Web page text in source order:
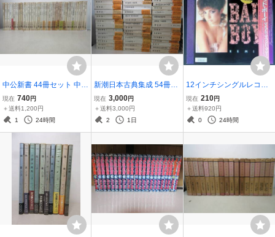
中公新書 44冊セット 中央
公論社 まとめ売り 歴史 戦
争 社会 法律 科学 探検 ほ
か 棚い
現在 740円
＋送料1,200円
1
24時間
新潮日本古典集成 54冊セ
ット 創立八十年記念出版
新潮社 棚ろ
現在 3,000円
＋送料3,000円
2
1日
12インチシングルレコー
ド MIAMI SOUND MACHI
NE BAD BOY マイアミ・
サウンド・マシーン 12・
現在 210円
＋送料920円
0
24時間